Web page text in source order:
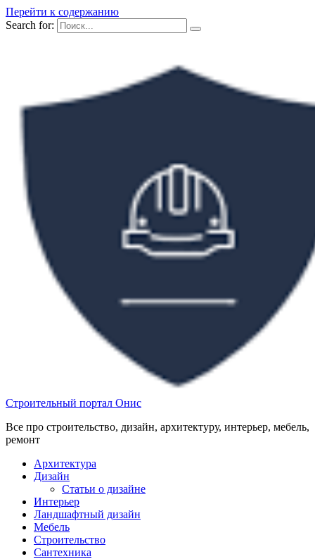
Перейти к содержанию
Search for:
Строительный портал Онис
Все про строительство, дизайн, архитектуру, интерьер, мебель,
ремонт
Архитектура
Дизайн
Статьи о дизайне
Интерьер
Ландшафтный дизайн
Мебель
Строительство
Сантехника